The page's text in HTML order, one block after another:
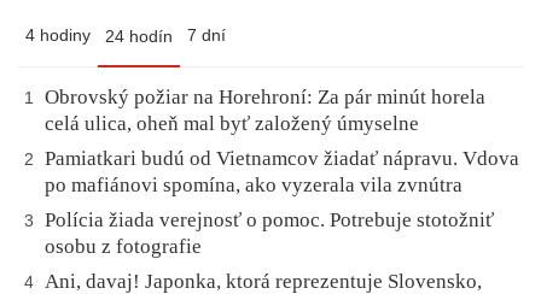
4 hodiny 24 hodín 7 dní
1
Obrovský požiar na Horehroní: Za pár minút horela
celá ulica, oheň mal byť založený úmyselne
2
Pamiatkari budú od Vietnamcov žiadať nápravu. Vdova
po mafiánovi spomína, ako vyzerala vila zvnútra
3
Polícia žiada verejnosť o pomoc. Potrebuje stotožniť
osobu z fotografie
4 Ani, davaj! Japonka, ktorá reprezentuje Slovensko,